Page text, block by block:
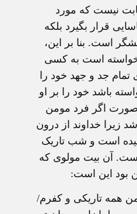
نیست که مورد
قرار بگیرد بلکه
است. بنا بر این،
است به کسی
تمام جد و جهد خود را
باشد خود را بر او
صورت اگر فرد مومن
زیرا خداوند از درون
است و شب تاریک
آن بیت مولوی که
بود این است:
همه تاریکی و کفرم/